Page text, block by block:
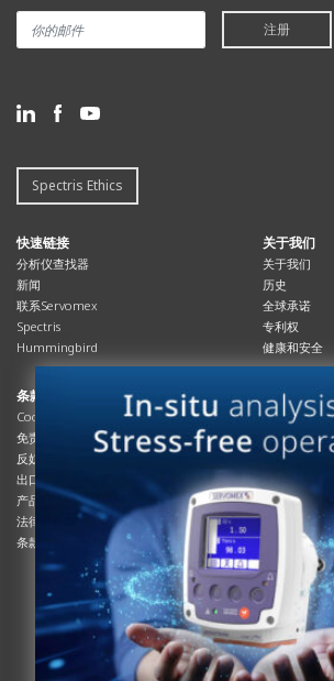
注册
Spectris Ethics
快速链接
分析仪查找器
新闻
联系Servomex
Spectris
Hummingbird
关于我们
关于我们
历史
全球承诺
专利权
健康和安全
条款与合规
Cookies政策
免责声明
反奴隶制立法
出口管制
产品合规
法律和隐私声明
条款及细则
资源资源
总览
杂志
系统信息
产品手册
说明书
服务信息
白皮书
条款和条件
工艺手册
互动杂志